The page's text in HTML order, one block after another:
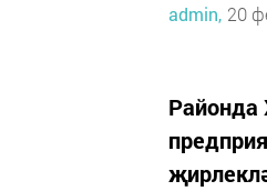
admin, 20